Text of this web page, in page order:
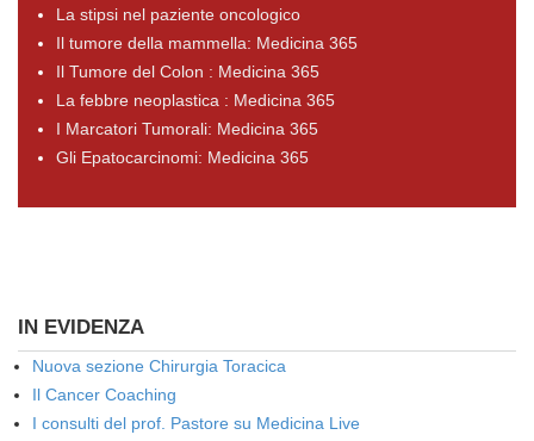
La stipsi nel paziente oncologico
Il tumore della mammella: Medicina 365
Il Tumore del Colon : Medicina 365
La febbre neoplastica : Medicina 365
I Marcatori Tumorali: Medicina 365
Gli Epatocarcinomi: Medicina 365
IN EVIDENZA
Nuova sezione Chirurgia Toracica
Il Cancer Coaching
I consulti del prof. Pastore su Medicina Live